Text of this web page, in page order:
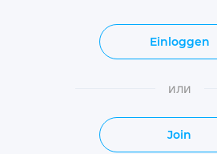
Einloggen
или
Join